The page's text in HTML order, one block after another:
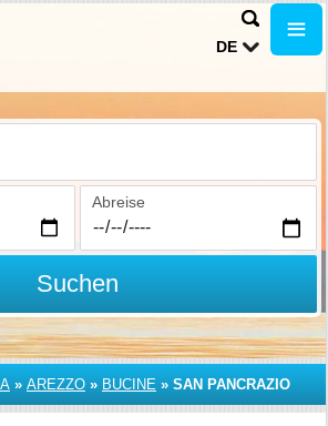
DE
Abreise
Suchen
» AREZZO » BUCINE » SAN PANCRAZIO